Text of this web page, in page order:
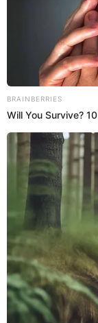
31 Jul 2022 | 15:26 h
10 cosas que
Netflix
Entérese más
streaming de Netflix.
Mary Ann